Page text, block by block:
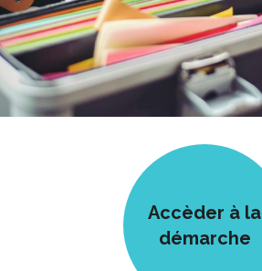
Accèder à la
démarche